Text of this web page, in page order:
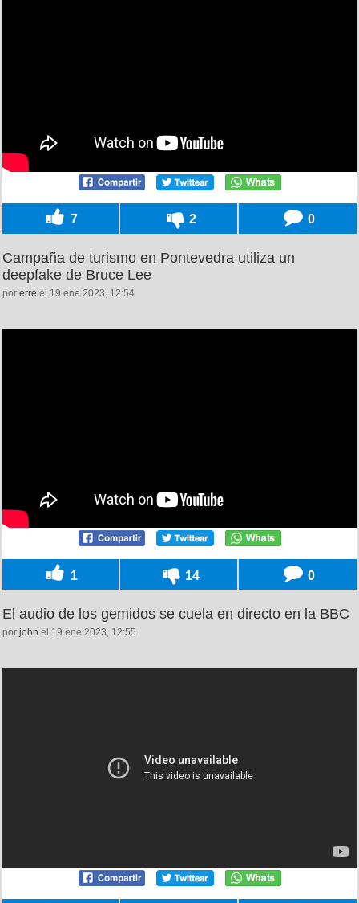
7 2 0
Campaña de turismo en Pontevedra utiliza un
deepfake de Bruce Lee
por erre el 19 ene 2023, 12:54
1 14 0
El audio de los gemidos se cuela en directo en la BBC
por john el 19 ene 2023, 12:55